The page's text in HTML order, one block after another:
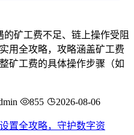
的矿工费不足、链上操作受阻
用全攻略，攻略涵盖矿工费
矿工费的具体操作步骤（如
855 2026-08-06